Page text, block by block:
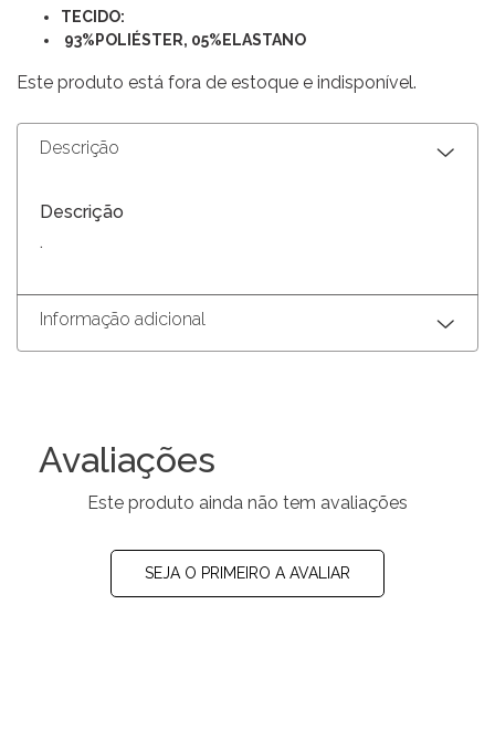
TECIDO:
93%POLIÉSTER, 05%ELASTANO
Este produto está fora de estoque e indisponível.
Descrição
Descrição
.
Informação adicional
Avaliações
Este produto ainda não tem avaliações
SEJA O PRIMEIRO A AVALIAR